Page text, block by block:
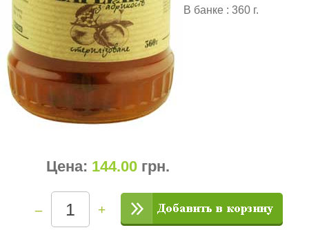
В банке : 360 г.
Цена: 144.00 грн.
– +